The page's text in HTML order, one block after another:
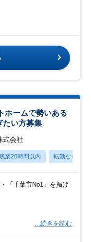
ホームで勢いある
たい方募集
式会社
業20時間以内 転勤なし
「千葉市No1」を掲げ
…続きを読む